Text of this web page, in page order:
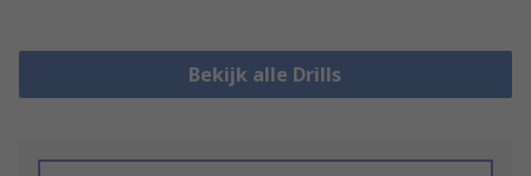
Bekijk alle Drills